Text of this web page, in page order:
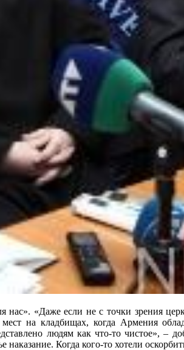
нас». «Даже если не с точки зрения
на кладбищах, когда Армения
людям как что-то чистое», –
Когда кого-то хотели